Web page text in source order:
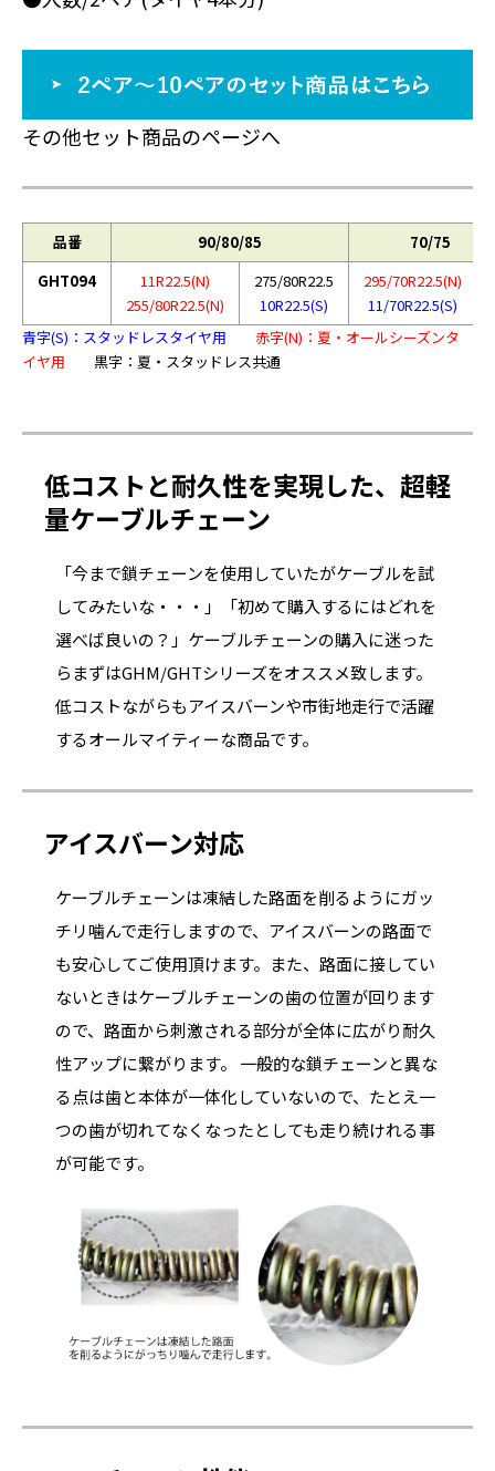
その他セット商品のページへ
品番 90/80/85
70/75
GHT094
11R22.5(N)
255/80R22.5(N)
275/80R22.5
10R22.5(S)
295/70R22.5(N)
11/70R22.5(S)
青字(S)：スタッドレスタイヤ用
赤字(N)：夏・オールシーズンタ
イヤ用 黒字：夏・スタッドレス共通
低コストと耐久性を実現した、超軽
量ケーブルチェーン
「今まで鎖チェーンを使用していたがケーブルを試
してみたいな・・・」「初めて購入するにはどれを
選べば良いの？」ケーブルチェーンの購入に迷った
らまずはGHM/GHTシリーズをオススメ致します。
低コストながらもアイスバーンや市街地走行で活躍
するオールマイティーな商品です。
アイスバーン対応
ケーブルチェーンは凍結した路面を削るようにガッ
チリ噛んで走行しますので、アイスバーンの路面で
も安心してご使用頂けます。また、路面に接してい
ないときはケーブルチェーンの歯の位置が回ります
ので、路面から刺激される部分が全体に広がり耐久
性アップに繋がります。 一般的な鎖チェーンと異な
る点は歯と本体が一体化していないので、たとえ一
つの歯が切れてなくなったとしても走り続けれる事
が可能です。